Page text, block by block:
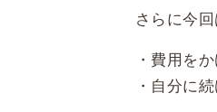
さらに今回
・費用を
・自分に